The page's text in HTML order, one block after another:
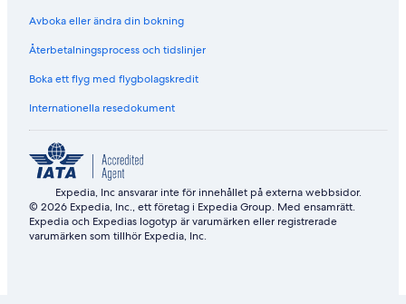
i
g
n
d
i
s
o
r
d
w
s
t
s
Avboka eller ändra din bokning
Återbetalningsprocess och tidslinjer
Boka ett flyg med flygbolagskredit
Internationella resedokument
Expedia, Inc ansvarar inte för innehållet på externa webbsidor.
© 2026 Expedia, Inc., ett företag i Expedia Group. Med ensamrätt.
Expedia och Expedias logotyp är varumärken eller registrerade
varumärken som tillhör Expedia, Inc.